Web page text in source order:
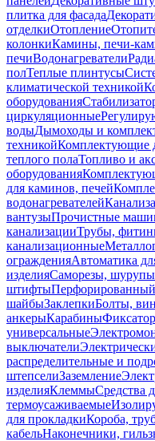
плитка для фасада
отделкиОтопление
колонкиКамины, печи-
печиВодонагреватели
полТеплые плинтусы
климатической техникой
оборудования
циркуляционные
водыДымоходы и
техникойКомплектующие
теплого полаТопливо и
оборудования
для каминов, печей
водонагревателей
вантузыПрочистные
канализацииТрубы,
канализационные
огражденияАвтоматика
изделияСаморезы, шурупы
штифты
шайбыЗаклепкиБолты,
анкерыКарабины
универсальные
выключатели
распределительные и
штепселиЗаземление
изделияКлеммыСредства
термоусаживаемые
для прокладкиКороба,
кабельНаконечники,